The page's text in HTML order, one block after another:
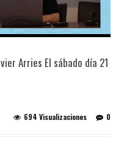
Arries El sábado día 21
0
694 Visualizaciones